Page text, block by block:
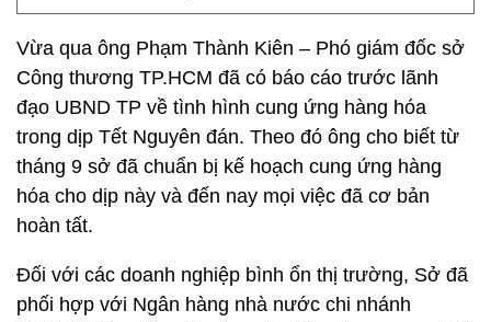
Vừa qua ông Phạm Thành Kiên – Phó giám đốc sở
Công thương TP.HCM đã có báo cáo trước lãnh
đạo UBND TP về tình hình cung ứng hàng hóa
trong dịp Tết Nguyên đán. Theo đó ông cho biết từ
tháng 9 sở đã chuẩn bị kế hoạch cung ứng hàng
hóa cho dịp này và đến nay mọi việc đã cơ bản
hoàn tất.
Đối với các doanh nghiệp bình ổn thị trường, Sở đã
phối hợp với Ngân hàng nhà nước chi nhánh